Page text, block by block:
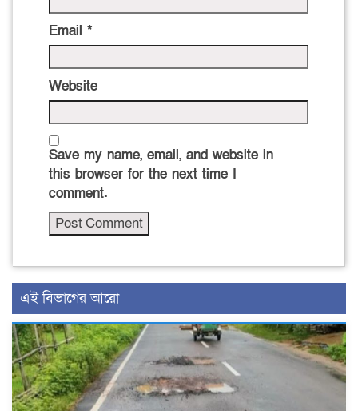
Email *
Website
Save my name, email, and website in
this browser for the next time I
comment.
এই বিভাগের আরো